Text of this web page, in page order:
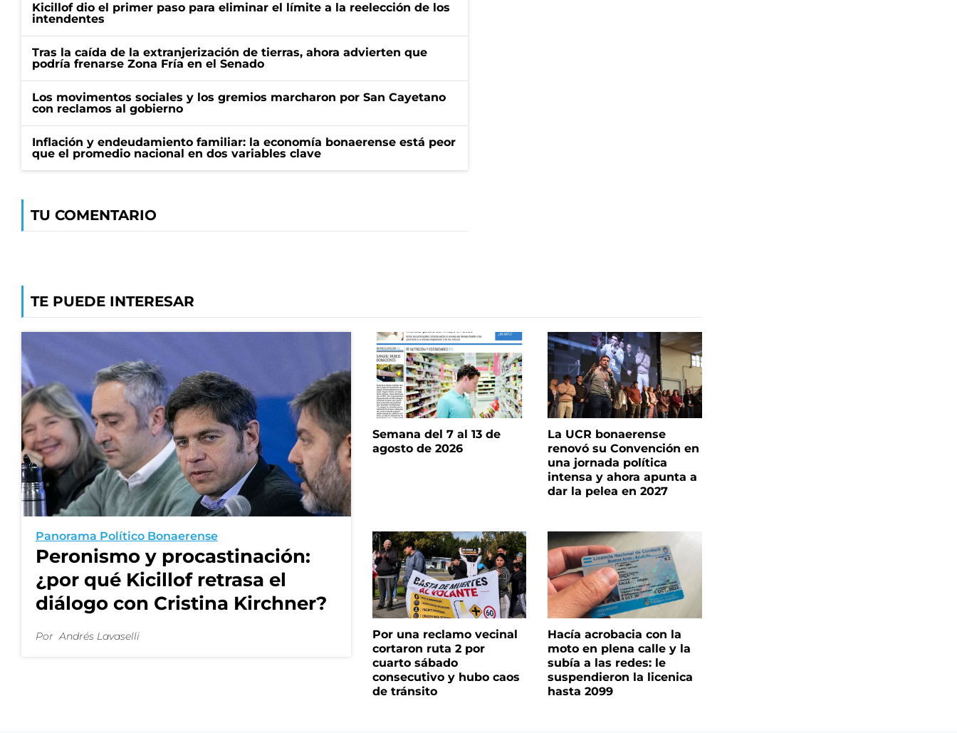
Kicillof dio el primer paso para eliminar el límite a la reelección de los
intendentes
Tras la caída de la extranjerización de tierras, ahora advierten que
podría frenarse Zona Fría en el Senado
Los movimentos sociales y los gremios marcharon por San Cayetano
con reclamos al gobierno
Inflación y endeudamiento familiar: la economía bonaerense está peor
que el promedio nacional en dos variables clave
TU COMENTARIO
TE PUEDE INTERESAR
Panorama Político Bonaerense
Peronismo y procastinación:
¿por qué Kicillof retrasa el
diálogo con Cristina Kirchner?
Por Andrés Lavaselli
Semana del 7 al 13 de
agosto de 2026
La UCR bonaerense
renovó su Convención en
una jornada política
intensa y ahora apunta a
dar la pelea en 2027
Por una reclamo vecinal
cortaron ruta 2 por
cuarto sábado
consecutivo y hubo caos
de tránsito
Hacía acrobacia con la
moto en plena calle y la
subía a las redes: le
suspendieron la licenica
hasta 2099